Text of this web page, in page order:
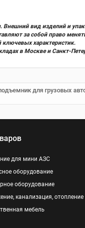
Внешний вид изделий и
за собой право
ключевых характеристик.
в Москве и Санкт-
для грузовых
для мини АЗС
оборудование
оборудование
канализация, отопление
мебель